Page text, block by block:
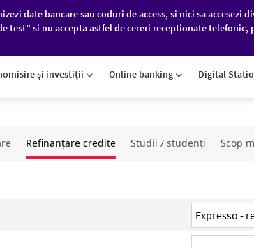
date bancare sau coduri de access, si nici sa accesezi
si nu accepta astfel de cereri receptionate
și investiții Online banking Digital
Refinanțare credite Studii / studenţi Scop